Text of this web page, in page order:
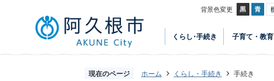
背景色変更
くらし･手続き 子育て・教育
現在のページ ホーム くらし・手続き 手続き